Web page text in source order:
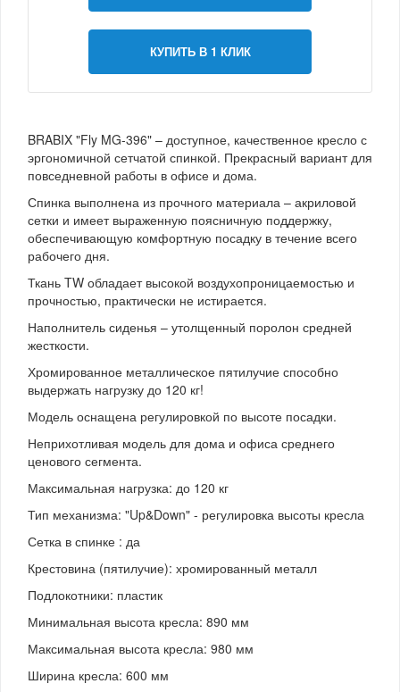
КУПИТЬ В 1 КЛИК
BRABIX "Fly MG-396" – доступное, качественное кресло с
эргономичной сетчатой спинкой. Прекрасный вариант для
повседневной работы в офисе и дома.
Спинка выполнена из прочного материала – акриловой
сетки и имеет выраженную поясничную поддержку,
обеспечивающую комфортную посадку в течение всего
рабочего дня.
Ткань TW обладает высокой воздухопроницаемостью и
прочностью, практически не истирается.
Наполнитель сиденья – утолщенный поролон средней
жесткости.
Хромированное металлическое пятилучие способно
выдержать нагрузку до 120 кг!
Модель оснащена регулировкой по высоте посадки.
Неприхотливая модель для дома и офиса среднего
ценового сегмента.
Максимальная нагрузка: до 120 кг
Тип механизма: "Up&Down" - регулировка высоты кресла
Сетка в спинке : да
Крестовина (пятилучие): хромированный металл
Подлокотники: пластик
Минимальная высота кресла: 890 мм
Максимальная высота кресла: 980 мм
Ширина кресла: 600 мм